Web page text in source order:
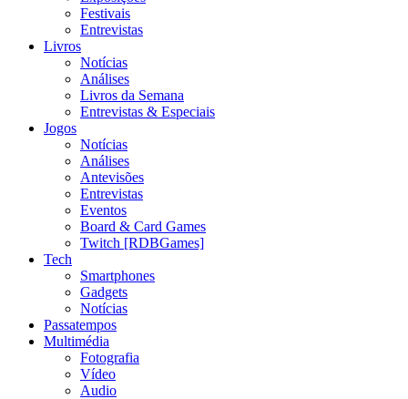
Festivais
Entrevistas
Livros
Notícias
Análises
Livros da Semana
Entrevistas & Especiais
Jogos
Notícias
Análises
Antevisões
Entrevistas
Eventos
Board & Card Games
Twitch [RDBGames]
Tech
Smartphones
Gadgets
Notícias
Passatempos
Multimédia
Fotografia
Vídeo
Audio